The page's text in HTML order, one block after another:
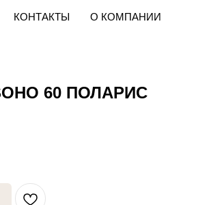
КОНТАКТЫ О КОМПАНИИ
60 ПОЛАРИС